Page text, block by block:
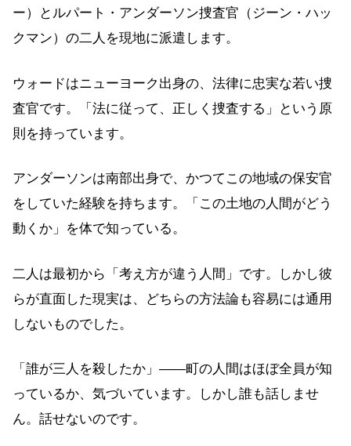
ー）とルパート・アンダーソン捜査官（ジーン・ハッ
クマン）の二人を現地に派遣します。
ウォードはニューヨーク出身の、法律に忠実な若い捜
査官です。「法に従って、正しく捜査する」という原
則を持っています。
アンダーソンは南部出身で、かつてこの地域の保安官
をしていた経験を持ちます。「この土地の人間がどう
動くか」を体で知っている。
二人は最初から「考え方が違う人間」です。しかし彼
らが直面した現実は、どちらの方法論も容易には通用
しないものでした。
「誰が三人を殺したか」——町の人間はほぼ全員が知
っているか、気づいています。しかし誰も話しませ
ん。話せないのです。